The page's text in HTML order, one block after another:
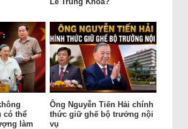
có thể
làm
Ông Nguyễn Tiến Hải chính
thức giữ ghế bộ trưởng nội
vụ